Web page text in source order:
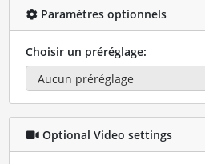
Paramètres optionnels
Choisir un préréglage:
Optional Video settings